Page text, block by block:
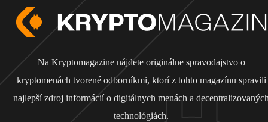
Na Kryptomagazine nájdete originálne spravodajstvo o
kryptomenách tvorené odborníkmi, ktorí z tohto magazínu spravili
najlepší zdroj informácií o digitálnych menách a
technológiách.